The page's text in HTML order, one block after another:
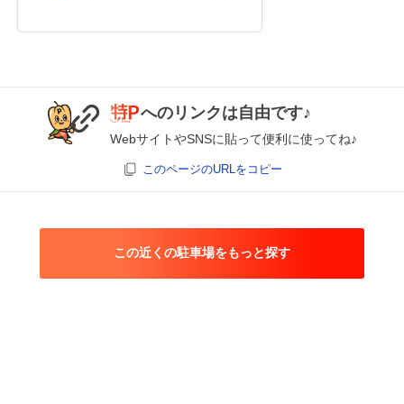
へのリンクは自由です♪
WebサイトやSNSに貼って便利に使ってね♪
このページのURLをコピー
この近くの駐車場をもっと探す